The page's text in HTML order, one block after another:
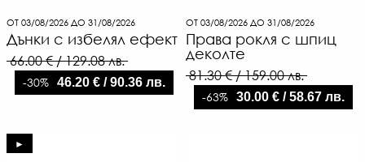
ОТ 03/08/2026 ДО 31/08/2026
Дънки с избелял ефект
66.00 € / 129.08 лв.
-30% 46.20 € / 90.36 лв.
ОТ 03/08/2026 ДО 31/08/2026
Права рокля с шпиц
деколте
81.30 € / 159.00 лв.
-63% 30.00 € / 58.67 лв.
►